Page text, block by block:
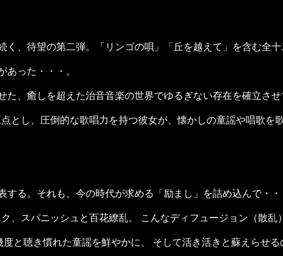
く、待望の第二弾。「リンゴの唄」「丘を越えて」を含む全
あった・・・。
た、癒しを超えた治音音楽の世界でゆるぎない存在を確立させ
とし、圧倒的な歌唱力を持つ彼女が、懐かしの童謡や唱歌を
る。それも、今の時代が求める「励まし」を詰め込んで・・
、スパニッシュと百花繚乱。 こんなディフュージョン（散乱
と聴き慣れた童謡を鮮やかに、 そして活き活きと蘇えらせ